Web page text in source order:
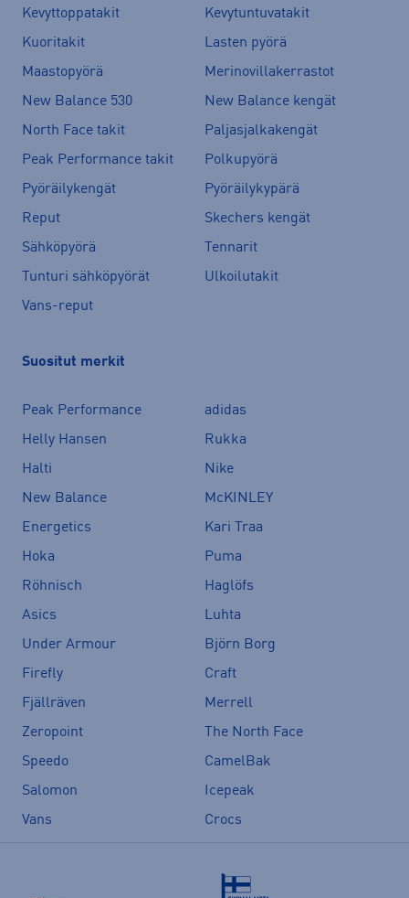
Kevyttoppatakit
Kevytuntuvatakit
Kuoritakit
Lasten pyörä
Maastopyörä
Merinovillakerrastot
New Balance 530
New Balance kengät
North Face takit
Paljasjalkakengät
Peak Performance takit
Polkupyörä
Pyöräilykengät
Pyöräilykypärä
Reput
Skechers kengät
Sähköpyörä
Tennarit
Tunturi sähköpyörät
Ulkoilutakit
Vans-reput
Suositut merkit
Peak Performance
adidas
Helly Hansen
Rukka
Halti
Nike
New Balance
McKINLEY
Energetics
Kari Traa
Hoka
Puma
Röhnisch
Haglöfs
Asics
Luhta
Under Armour
Björn Borg
Firefly
Craft
Fjällräven
Merrell
Zeropoint
The North Face
Speedo
CamelBak
Salomon
Icepeak
Vans
Crocs